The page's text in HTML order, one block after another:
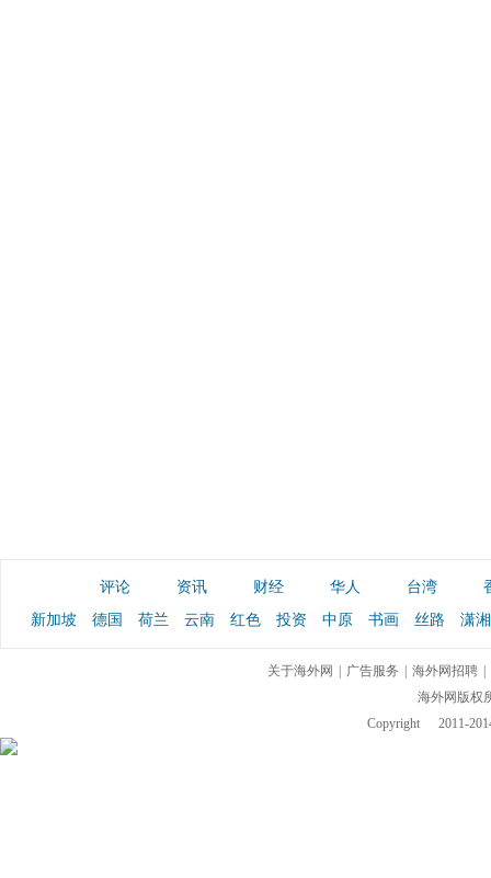
评论 资讯 财经 华人 台湾
新加坡
德国 荷兰 云南 红色 投资 中原 书画 丝路 潇湘
关于海外网 广告服务 海外网招聘
海外网版权
Copyright
2011-